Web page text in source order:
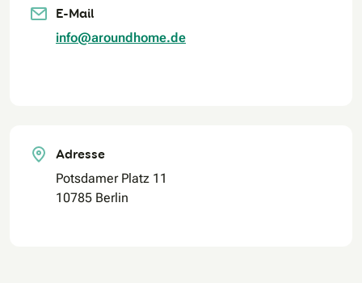
E-Mail
info@aroundhome.de
Adresse
Potsdamer Platz 11
10785 Berlin